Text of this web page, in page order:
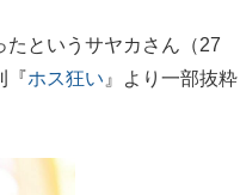
というサヤカさん（27
『ホス狂い 』より一部抜粋